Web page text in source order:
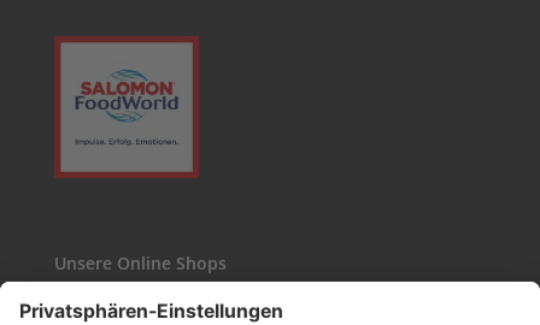
Unsere Online Shops
Kaffee24